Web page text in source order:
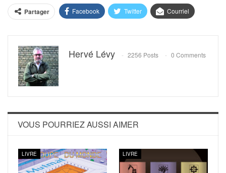
Partager Facebook Twitter Courriel
Hervé Lévy 2256 Posts 0 Comments
VOUS POURRIEZ AUSSI AIMER
LIVRE LIVRE